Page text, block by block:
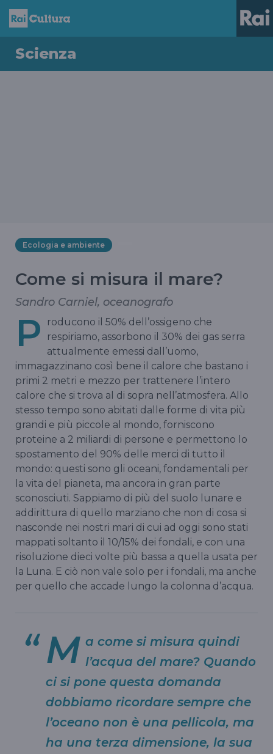
Scienza
Ecologia e ambiente
Come si misura il mare?
Sandro Carniel, oceanografo
P
roducono il 50% dell’ossigeno che
respiriamo, assorbono il 30% dei gas serra
attualmente emessi dall’uomo,
immagazzinano così bene il calore che bastano i
primi 2 metri e mezzo per trattenere l’intero
calore che si trova al di sopra nell’atmosfera. Allo
stesso tempo sono abitati dalle forme di vita più
grandi e più piccole al mondo, forniscono
proteine a 2 miliardi di persone e permettono lo
spostamento del 90% delle merci di tutto il
mondo: questi sono gli oceani, fondamentali per
la vita del pianeta, ma ancora in gran parte
sconosciuti. Sappiamo di più del suolo lunare e
addirittura di quello marziano che non di cosa si
nasconde nei nostri mari di cui ad oggi sono stati
mappati soltanto il 10/15% dei fondali, e con una
risoluzione dieci volte più bassa a quella usata per
la Luna. E ciò non vale solo per i fondali, ma anche
per quello che accade lungo la colonna d’acqua.
M a come si misura quindi
l’acqua del mare? Quando
ci si pone questa domanda
dobbiamo ricordare sempre che
l’oceano non è una pellicola, ma
ha una terza dimensione, la sua